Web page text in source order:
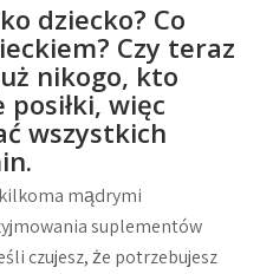
dziecko? Co
Czy teraz
nikogo, kto
więc
wszystkich
mądrymi
suplementów
czujesz, że potrzebujesz